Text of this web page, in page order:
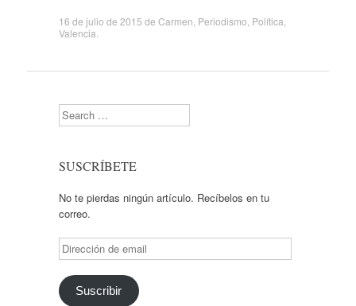
16 de julio de 2015 de Carmen Periodismo Política
Valencia
Search
SUSCRÍBETE
No te pierdas ningún artículo. Recíbelos en tu
correo.
Dirección
de
email
Suscribir